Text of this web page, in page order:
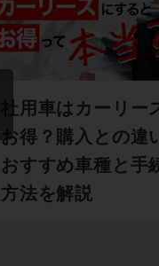
社用車はカーリー
お得？購入との違
おすすめ車種と手
方法を解説